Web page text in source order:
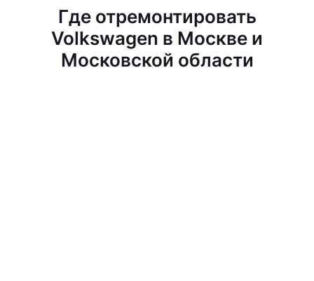
Где отремонтировать
Volkswagen в Москве и
Московской области